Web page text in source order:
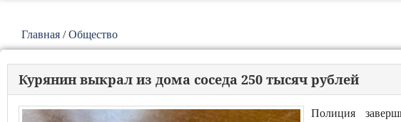
Главная /Общество
Курянин выкрал из дома соседа 250 тысяч рублей
Полиция